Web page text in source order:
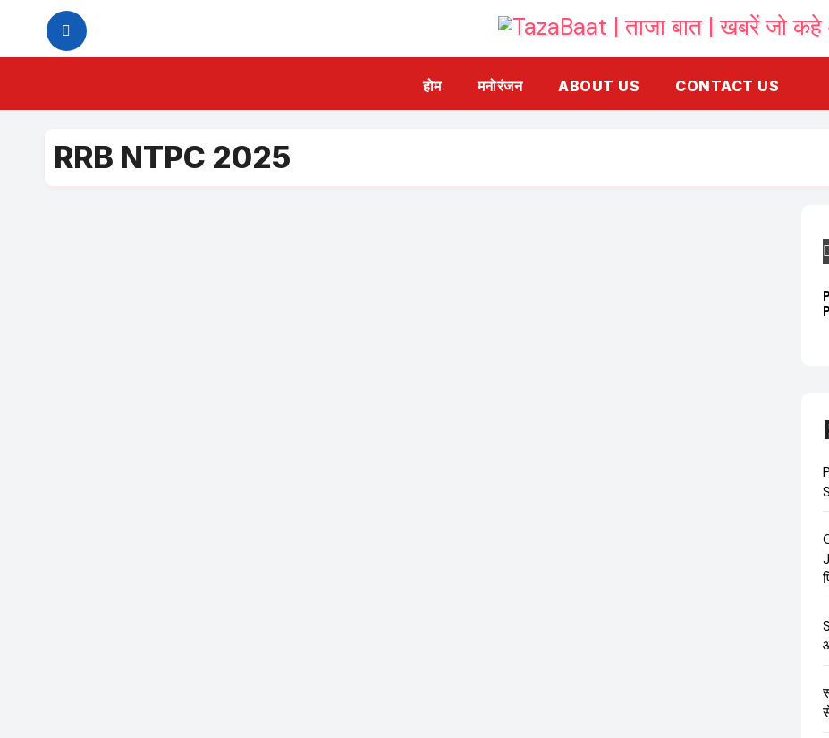
content
होम मनोरंजन ABOUT US CONTACT US
RRB NTPC 2025